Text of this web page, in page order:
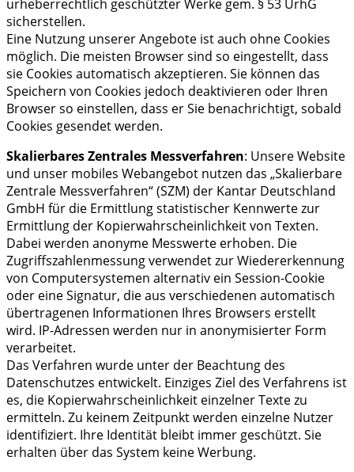
urheberrechtlich geschützter Werke gem. § 53 UrhG
sicherstellen.
Eine Nutzung unserer Angebote ist auch ohne Cookies
möglich. Die meisten Browser sind so eingestellt, dass
sie Cookies automatisch akzeptieren. Sie können das
Speichern von Cookies jedoch deaktivieren oder Ihren
Browser so einstellen, dass er Sie benachrichtigt, sobald
Cookies gesendet werden.
Skalierbares Zentrales Messverfahren: Unsere Website
und unser mobiles Webangebot nutzen das „Skalierbare
Zentrale Messverfahren“ (SZM) der Kantar Deutschland
GmbH für die Ermittlung statistischer Kennwerte zur
Ermittlung der Kopierwahrscheinlichkeit von Texten.
Dabei werden anonyme Messwerte erhoben. Die
Zugriffszahlenmessung verwendet zur Wiedererkennung
von Computersystemen alternativ ein Session-Cookie
oder eine Signatur, die aus verschiedenen automatisch
übertragenen Informationen Ihres Browsers erstellt
wird. IP-Adressen werden nur in anonymisierter Form
verarbeitet.
Das Verfahren wurde unter der Beachtung des
Datenschutzes entwickelt. Einziges Ziel des Verfahrens ist
es, die Kopierwahrscheinlichkeit einzelner Texte zu
ermitteln. Zu keinem Zeitpunkt werden einzelne Nutzer
identifiziert. Ihre Identität bleibt immer geschützt. Sie
erhalten über das System keine Werbung.